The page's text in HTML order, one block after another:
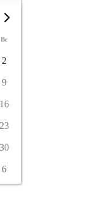
Вс
2
9
16
23
30
6